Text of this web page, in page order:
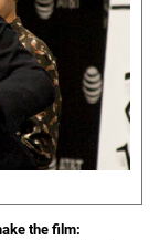
the film: